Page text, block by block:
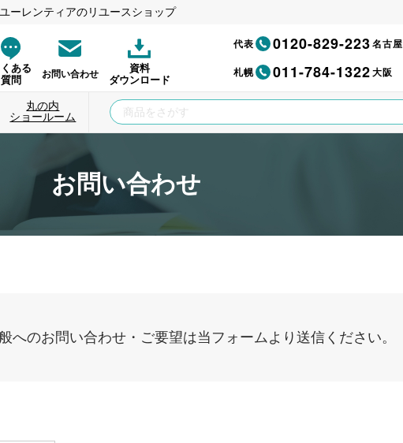
ーレンティアのリユースショップ
ある
質問
お問い合わせ
資料
ダウンロード
代表 0120-829-223名古屋
札幌 011-784-1322大阪
丸の内
ショールーム
お問い合わせ
へのお問い合わせ・ご要望は当フォームより送信ください。